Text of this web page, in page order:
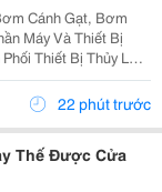
Cánh Gạt, Bơm
Máy Và Thiết Bị
Thiết Bị Thủy Lực
Tư Vấn, Sửa
Thủy Lực Nhanh
22 phút trước
Thế Được Cửa